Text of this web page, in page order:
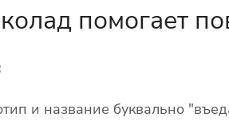
помогает
и название буквально